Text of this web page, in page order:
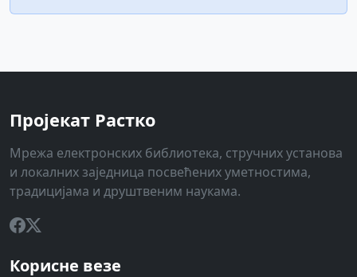
Пројекат Растко
Мрежа електронских библиотека, стручних установа
и локалних заједница посвећених уметностима,
традицијама и друштвеним наукама.
Корисне везе